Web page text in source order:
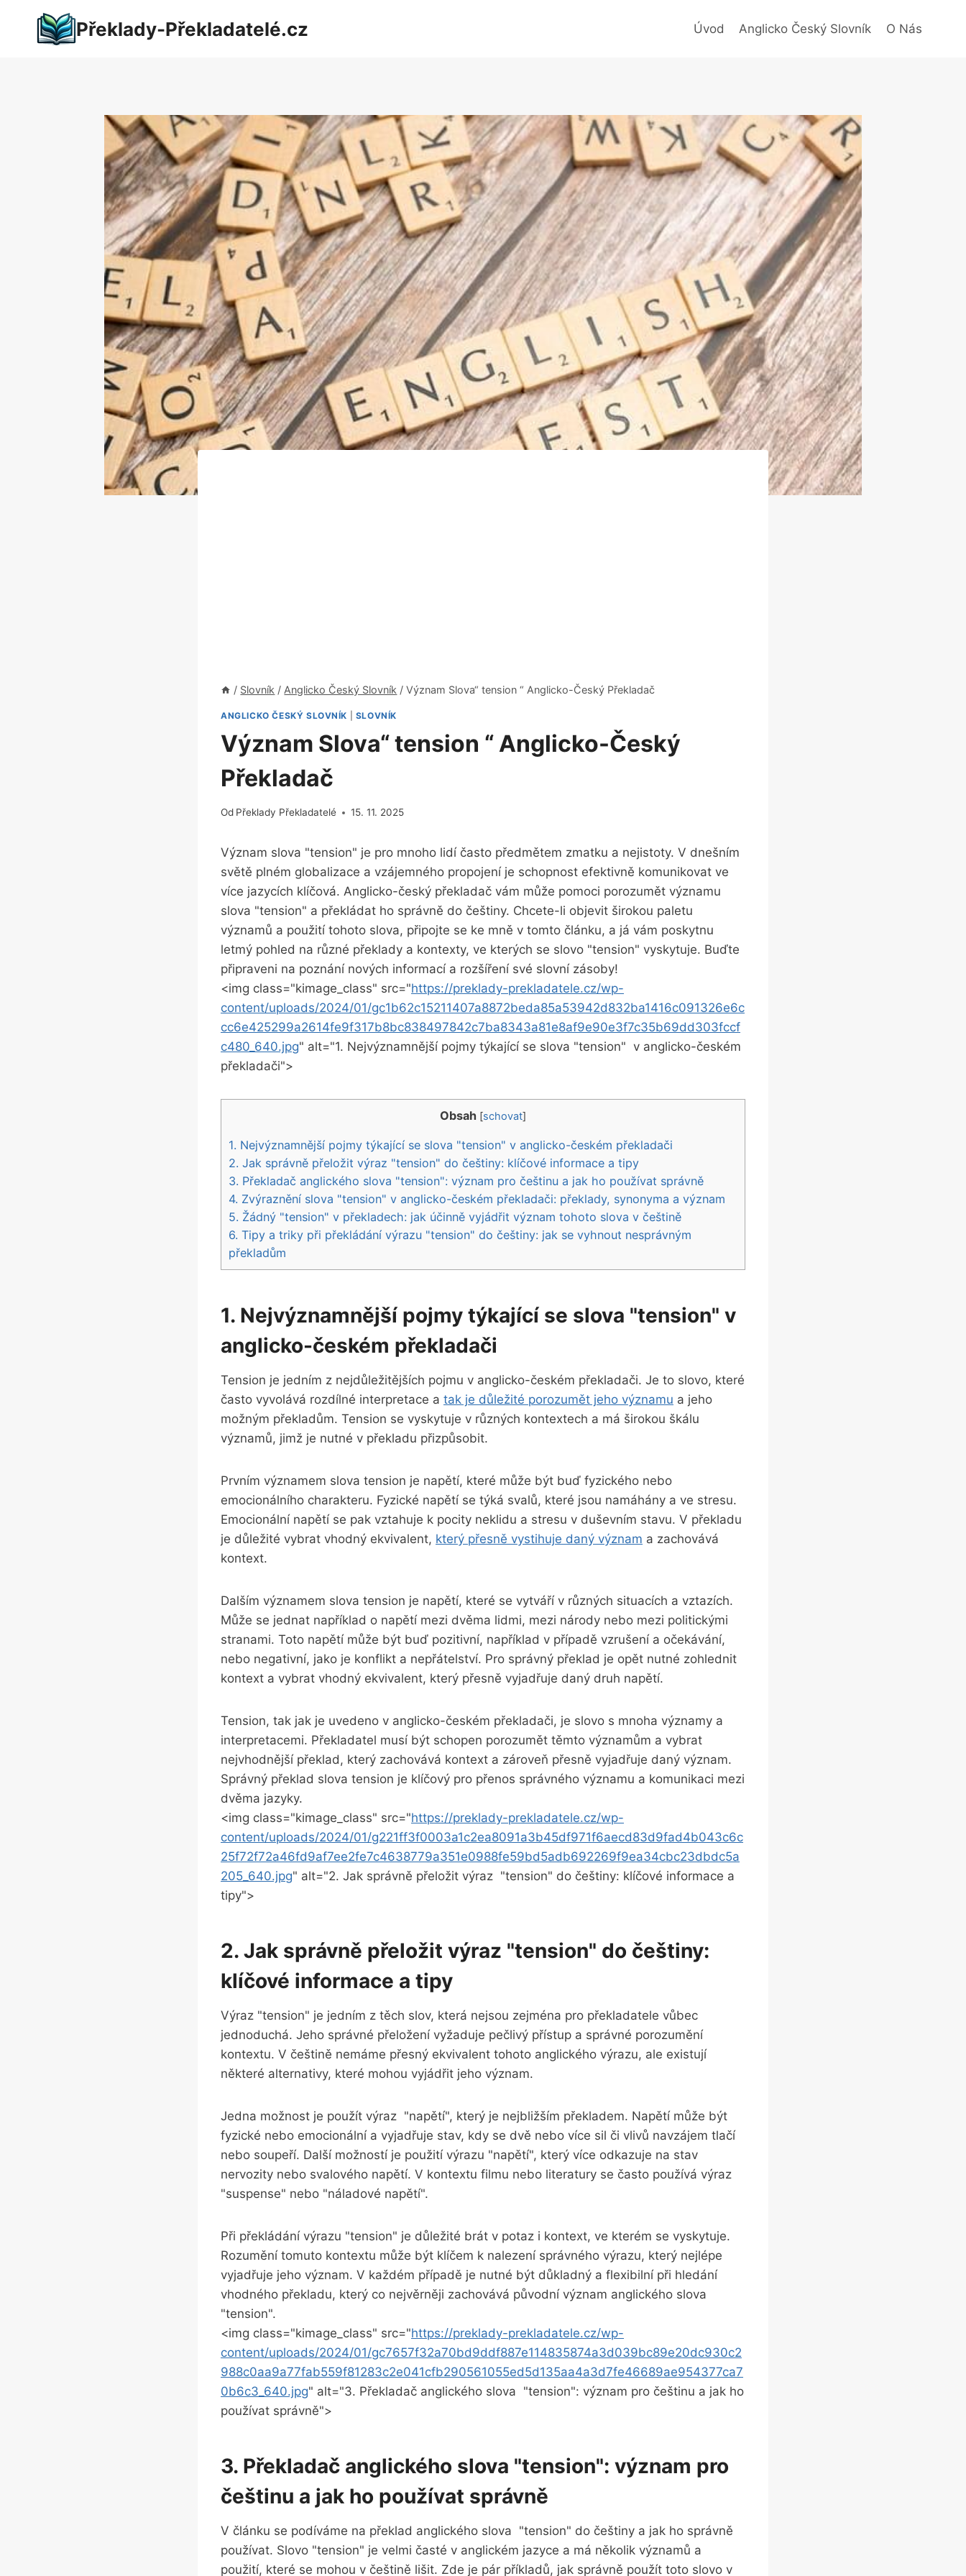
Překlady-Překladatelé.cz Úvod Anglicko Český Slovník O Nás
/ Slovník / Anglicko Český Slovník / Význam Slova“ tension “ Anglicko-Český Překladač
ANGLICKO ČESKÝ SLOVNÍK SLOVNÍK
Význam Slova“ tension “ Anglicko-Český
Překladač
Od Překlady Překladatelé 15. 11. 2025
Význam slova "tension" je pro‍ mnoho ​lidí často⁣ předmětem zmatku a‍ nejistoty. V⁤ dnešním
světě plném‌ globalizace a vzájemného propojení je schopnost efektivně‌ komunikovat ve
více jazycích klíčová. Anglicko-český překladač vám může pomoci ⁣porozumět významu
slova "tension" a‌ překládat ho správně do češtiny. Chcete-li objevit širokou paletu
významů a použití⁣ tohoto slova, připojte se ke mně v ​tomto⁢ článku, a já vám ‌poskytnu
letmý pohled ​na​ různé překlady ⁣a kontexty,⁤ ve kterých se ‍slovo "tension" vyskytuje. Buďte
připraveni‌ na poznání ⁢nových informací a⁣ rozšíření své slovní zásoby!
<img class="kimage_class" src="https://preklady-prekladatele.cz/wp-
content/uploads/2024/01/gc1b62c15211407a8872beda85a53942d832ba1416c091326e6c
cc6e425299a2614fe9f317b8bc838497842c7ba8343a81e8af9e90e3f7c35b69dd303fccf
c480_640.jpg" alt="1. Nejvýznamnější pojmy týkající ⁤se slova "tension" ‌ v‌ anglicko-českém
překladači">
Obsah [schovat]
1. Nejvýznamnější pojmy týkající se slova "tension" v ⁢anglicko-českém překladači
2. Jak správně přeložit výraz "tension" do češtiny: klíčové informace a tipy
3. Překladač​ anglického slova "tension": význam pro češtinu a jak ho používat správně
4. Zvýraznění ​slova "tension" v anglicko-českém překladači: ⁢překlady, synonyma a význam
5. Žádný⁤ "tension" ⁤v překladech:​ jak účinně vyjádřit význam⁤ tohoto slova v češtině
6. Tipy a triky při ​překládání výrazu "tension" do češtiny: jak se vyhnout nesprávným
překladům
1. Nejvýznamnější pojmy týkající se slova "tension" v
⁢anglicko-českém překladači
Tension je jedním z nejdůležitějších pojmu v anglicko-českém překladači. Je to‌ slovo, které
často vyvolává‌ rozdílné interpretace ‍a tak je důležité ‌porozumět‌ jeho významu ⁣a jeho
možným překladům. Tension se vyskytuje v různých ⁤kontextech⁢ a má širokou škálu
významů, jimž je⁤ nutné v překladu přizpůsobit.
Prvním významem slova tension‍ je napětí, které ⁣může⁤ být buď ‍fyzického nebo
emocionálního charakteru. Fyzické napětí se týká svalů,⁤ které jsou namáhány a ve stresu.
Emocionální napětí se pak‍ vztahuje k pocity‌ neklidu​ a stresu v duševním stavu. V překladu
je důležité vybrat ‌vhodný ekvivalent, který přesně⁣ vystihuje ‍daný význam a zachovává
kontext.
Dalším významem slova tension je napětí, které se vytváří v⁢ různých situacích ⁣a vztazích.
Může se jednat ⁣například o napětí mezi dvěma lidmi,​ mezi národy nebo mezi politickými
stranami. Toto napětí může být ‌buď pozitivní,​ například ​v případě vzrušení a očekávání,
nebo negativní, jako je konflikt​ a nepřátelství. Pro správný překlad⁢ je⁣ opět‌ nutné ⁢zohlednit
⁢kontext a‍ vybrat vhodný‌ ekvivalent, který přesně vyjadřuje daný druh napětí.
Tension, tak jak je uvedeno⁤ v anglicko-českém překladači, ⁤je ​slovo s mnoha významy a
interpretacemi. Překladatel musí být⁢ schopen ‌porozumět těmto významům a‍ vybrat​
nejvhodnější překlad, který zachovává kontext a zároveň přesně vyjadřuje‌ daný význam.
Správný překlad slova tension je klíčový pro přenos správného významu a komunikaci mezi
dvěma jazyky.
<img class="kimage_class" src="https://preklady-prekladatele.cz/wp-
content/uploads/2024/01/g221ff3f0003a1c2ea8091a3b45df971f6aecd83d9fad4b043c6c
25f72f72a46fd9af7ee2fe7c4638779a351e0988fe59bd5adb692269f9ea34cbc23dbdc5a
205_640.jpg" alt="2. Jak ⁤správně přeložit výraz ‌ "tension" do češtiny: klíčové informace ⁣a
tipy">
2. Jak správně přeložit výraz "tension" do češtiny:
klíčové informace a tipy
Výraz "tension" je jedním z těch slov,‍ která nejsou⁤ zejména pro ‍překladatele vůbec⁢
jednoduchá. Jeho ⁢správné přeložení⁢ vyžaduje pečlivý přístup a správné porozumění
kontextu. V ⁤češtině ⁤nemáme přesný ekvivalent tohoto anglického výrazu, ⁣ale existují
některé alternativy, které mohou ⁣vyjádřit ⁣jeho význam.
Jedna možnost je použít výraz ‌ "napětí", ​který je​ nejbližším překladem. Napětí může být
fyzické nebo emocionální a vyjadřuje stav,​ kdy se dvě nebo více sil či vlivů navzájem ​tlačí
nebo soupeří. ​Další možností je použití výrazu "napětí", který více odkazuje na stav
nervozity nebo svalového napětí. V kontextu⁢ filmu ⁣nebo literatury se často používá výraz
"suspense" nebo "náladové napětí".
Při⁣ překládání výrazu "tension" je důležité brát v potaz ⁣i kontext,⁣ ve kterém se vyskytuje.
Rozumění tomuto kontextu ⁣může být​ klíčem ​k‌ nalezení správného výrazu, který nejlépe
⁤vyjadřuje‍ jeho význam. V každém případě je nutné být důkladný a flexibilní​ při ⁢hledání
vhodného‍ překladu, který ​co ​nejvěrněji zachovává původní​ význam anglického ⁢slova
"tension".
<img class="kimage_class" src="https://preklady-prekladatele.cz/wp-
content/uploads/2024/01/gc7657f32a70bd9ddf887e114835874a3d039bc89e20dc930c2
988c0aa9a77fab559f81283c2e041cfb290561055ed5d135aa4a3d7fe46689ae954377ca7
0b6c3_640.jpg" alt="3. ⁢Překladač anglického slova ​ "tension": význam pro češtinu a jak ho
používat⁣ správně">
3. Překladač​ anglického slova "tension": význam pro
češtinu a jak ho používat správně
V ⁤článku ⁢se podíváme na překlad anglického slova ‌ "tension" do češtiny a⁣ jak ho správně⁤
používat. ‍Slovo "tension" je velmi časté v anglickém jazyce a má několik významů a
použití,⁤ které se mohou v češtině lišit. Zde je pár‌ příkladů, jak správně použít toto slovo v